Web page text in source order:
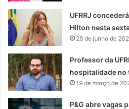
UFRRJ
Hilton nesta
25 de junho de
Professor da
hospitalidade no
19 de março de
P&G abre vagas